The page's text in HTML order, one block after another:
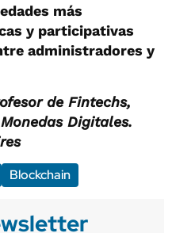
más
y participativas
administradores y
de Fintechs,
Digitales.
Blockchain